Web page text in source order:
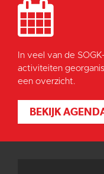
In veel van de
activiteiten
een overzicht.
BEKIJK